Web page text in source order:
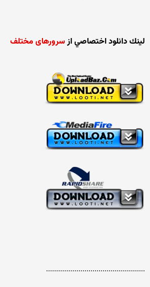
لينك دانلود اختصاصي ازسرورهای مختلف
.................................................